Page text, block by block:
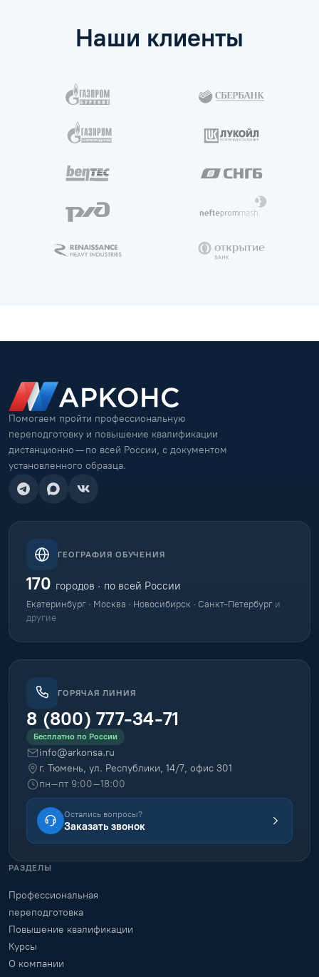
Наши клиенты
Помогаем пройти профессиональную
переподготовку и повышение квалификации
дистанционно — по всей России, с документом
установленного образца.
ГЕОГРАФИЯ ОБУЧЕНИЯ
170 городов · по всей России
Екатеринбург · Москва · Новосибирск · Санкт-Петербург и
другие
ГОРЯЧАЯ ЛИНИЯ
8 (800) 777-34-71
Бесплатно по России
info@arkonsa.ru
г. Тюмень, ул. Республики, 14/7, офис 301
пн–пт 9:00–18:00
Остались вопросы?
Заказать звонок
РАЗДЕЛЫ
Профессиональная
переподготовка
Повышение квалификации
Курсы
О компании